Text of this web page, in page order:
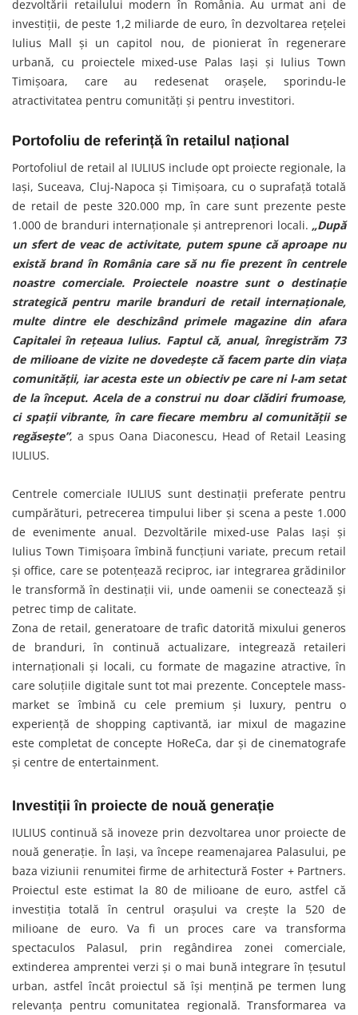
dezvoltării retailului modern în România. Au urmat ani de
investiții, de peste 1,2 miliarde de euro, în dezvoltarea rețelei
Iulius Mall și un capitol nou, de pionierat în regenerare
urbană, cu proiectele mixed-use Palas Iași și Iulius Town
Timișoara, care au redesenat orașele, sporindu-le
atractivitatea pentru comunități și pentru investitori.
Portofoliu de referință în retailul național
Portofoliul de retail al IULIUS include opt proiecte regionale, la
Iași, Suceava, Cluj-Napoca și Timișoara, cu o suprafață totală
de retail de peste 320.000 mp, în care sunt prezente peste
1.000 de branduri internaționale și antreprenori locali. „După
un sfert de veac de activitate, putem spune că aproape nu
există brand în România care să nu fie prezent în centrele
noastre comerciale. Proiectele noastre sunt o destinație
strategică pentru marile branduri de retail internaționale,
multe dintre ele deschizând primele magazine din afara
Capitalei în rețeaua Iulius. Faptul că, anual, înregistrăm 73
de milioane de vizite ne dovedește că facem parte din viața
comunității, iar acesta este un obiectiv pe care ni l-am setat
de la început. Acela de a construi nu doar clădiri frumoase,
ci spații vibrante, în care fiecare membru al comunității se
regăsește”, a spus Oana Diaconescu, Head of Retail Leasing
IULIUS.
Centrele comerciale IULIUS sunt destinații preferate pentru
cumpărături, petrecerea timpului liber și scena a peste 1.000
de evenimente anual. Dezvoltările mixed-use Palas Iași și
Iulius Town Timișoara îmbină funcțiuni variate, precum retail
și office, care se potențează reciproc, iar integrarea grădinilor
le transformă în destinații vii, unde oamenii se conectează și
petrec timp de calitate.
Zona de retail, generatoare de trafic datorită mixului generos
de branduri, în continuă actualizare, integrează retaileri
internaționali și locali, cu formate de magazine atractive, în
care soluțiile digitale sunt tot mai prezente. Conceptele mass-
market se îmbină cu cele premium și luxury, pentru o
experiență de shopping captivantă, iar mixul de magazine
este completat de concepte HoReCa, dar și de cinematografe
și centre de entertainment.
Investiții în proiecte de nouă generație
IULIUS continuă să inoveze prin dezvoltarea unor proiecte de
nouă generație. În Iași, va începe reamenajarea Palasului, pe
baza viziunii renumitei firme de arhitectură Foster + Partners.
Proiectul este estimat la 80 de milioane de euro, astfel că
investiția totală în centrul orașului va crește la 520 de
milioane de euro. Va fi un proces care va transforma
spectaculos Palasul, prin regândirea zonei comerciale,
extinderea amprentei verzi și o mai bună integrare în țesutul
urban, astfel încât proiectul să își mențină pe termen lung
relevanța pentru comunitatea regională. Transformarea va